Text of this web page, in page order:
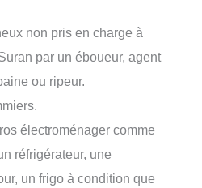
non pris en charge à
par un éboueur, agent
ou ripeur.
électroménager comme
réfrigérateur, une
un frigo à condition que